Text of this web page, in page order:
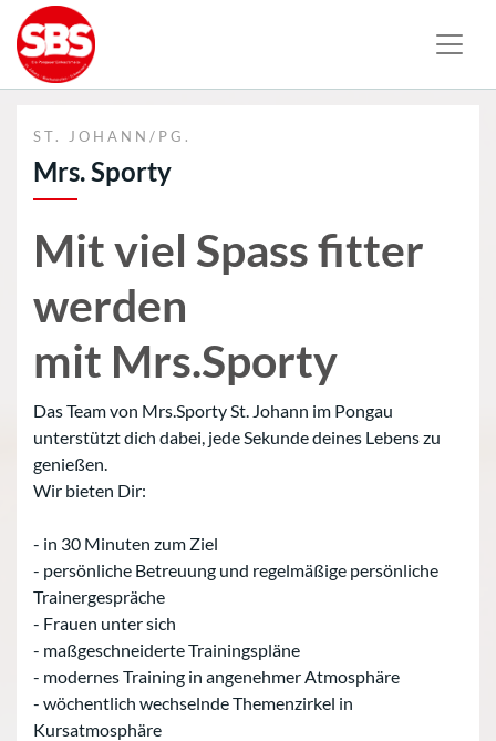
ST. JOHANN/PG.
Mrs. Sporty
Mit viel Spass fitter
werden
mit Mrs.Sporty
Das Team von Mrs.Sporty St. Johann im Pongau
unterstützt dich dabei, jede Sekunde deines Lebens zu
genießen.
Wir bieten Dir:
- in 30 Minuten zum Ziel
- persönliche Betreuung und regelmäßige persönliche
Trainergespräche
- Frauen unter sich
- maßgeschneiderte Trainingspläne
- modernes Training in angenehmer Atmosphäre
- wöchentlich wechselnde Themenzirkel in
Kursatmosphäre